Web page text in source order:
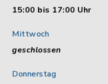
15:00 bis 17:00 Uhr
Mittwoch
geschlossen
Donnerstag